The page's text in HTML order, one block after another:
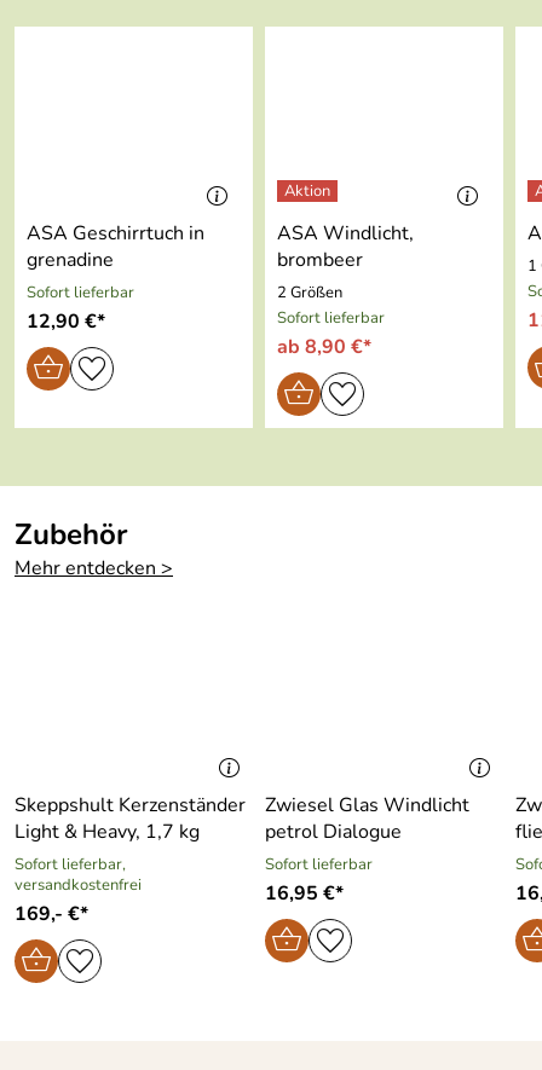
Geeignet für
Spülmaschine:
Geeignet für
Backofen:
Geeignet für
Gefriertruhe:
Im
Geschenkkarto
ASA Geschirrtuch in
grenadine
Sofort lieferbar
12,90 €*
ASA Windlicht,
brombeer
2 Größen
Sofort lieferbar
ab 8,90 €*
1
Zubehör
Mehr entdecken >
Skeppshult Kerzenständer
Light & Heavy, 1,7 kg
Sofort lieferbar,
versandkostenfrei
169,- €*
Zwiesel Glas Windlicht
petrol Dialogue
Sofort lieferbar
16,95 €*